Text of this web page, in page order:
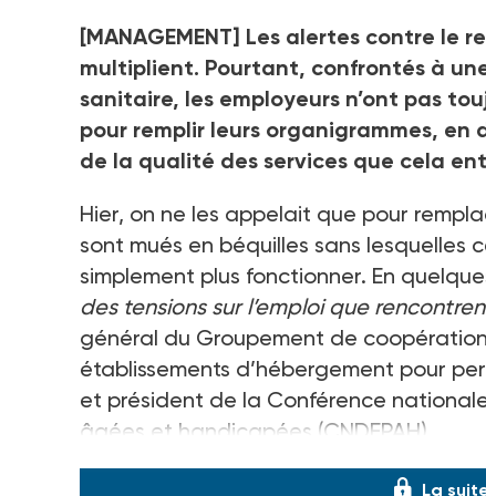
[MANAGEMENT] Les alertes contre le
multiplient. Pourtant, confrontés à
sanitaire, les employeurs n’ont pas
pour remplir leurs organigrammes, en
de la qualité des services que cela
Hier, on ne les appelait que pour
sont mués en béquilles sans
simplement plus fonctionner. En
des tensions sur l’emploi que
général du Groupement de
établissements d’hébergement pour
et président de la Conférence
âgées et handicapées (CNDEPAH)
La